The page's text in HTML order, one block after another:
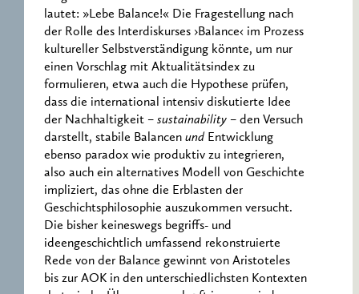
lautet: »Lebe Balance!« Die Fragestellung nach
der Rolle des Interdiskurses ›Balance‹ im Prozess
kultureller Selbstverständigung könnte, um nur
einen Vorschlag mit Aktualitätsindex zu
formulieren, etwa auch die Hypothese prüfen,
dass die international intensiv diskutierte Idee
der Nachhaltigkeit – sustainability – den Versuch
darstellt, stabile Balancen und Entwicklung
ebenso paradox wie produktiv zu integrieren,
also auch ein alternatives Modell von Geschichte
impliziert, das ohne die Erblasten der
Geschichtsphilosophie auszukommen versucht.
Die bisher keineswegs begriffs- und
ideengeschichtlich umfassend rekonstruierte
Rede von der Balance gewinnt von Aristoteles
bis zur AOK in den unterschiedlichsten Kontexten